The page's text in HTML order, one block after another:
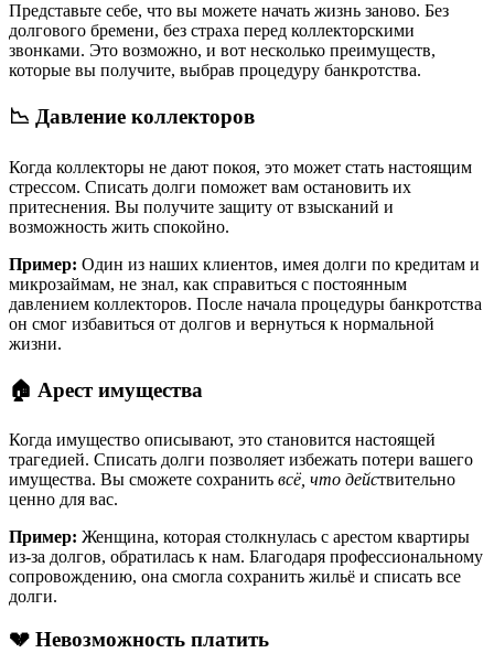
Представьте себе, что вы можете начать жизнь заново. Без
долгового бремени, без страха перед коллекторскими
звонками. Это возможно, и вот несколько преимуществ,
которые вы получите, выбрав процедуру банкротства.
📉 Давление коллекторов
Когда коллекторы не дают покоя, это может стать настоящим
стрессом. Списать долги поможет вам остановить их
притеснения. Вы получите защиту от взысканий и
возможность жить спокойно.
Пример: Один из наших клиентов, имея долги по кредитам и
микрозаймам, не знал, как справиться с постоянным
давлением коллекторов. После начала процедуры банкротства
он смог избавиться от долгов и вернуться к нормальной
жизни.
🏠 Арест имущества
Когда имущество описывают, это становится настоящей
трагедией. Списать долги позволяет избежать потери вашего
имущества. Вы сможете сохранить всё, что действительно
ценно для вас.
Пример: Женщина, которая столкнулась с арестом квартиры
из-за долгов, обратилась к нам. Благодаря профессиональному
сопровождению, она смогла сохранить жильё и списать все
долги.
💔 Невозможность платить